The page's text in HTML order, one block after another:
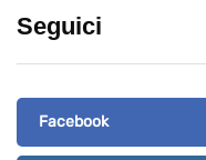
Seguici
Facebook